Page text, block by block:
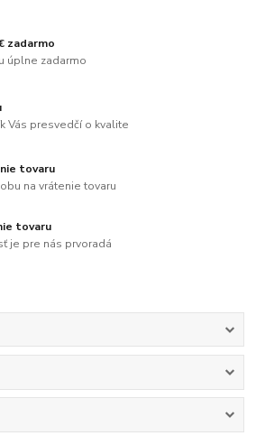
zadarmo
úplne zadarmo
Vás presvedčí o kvalite
tovaru
na vrátenie tovaru
tovaru
je pre nás prvoradá